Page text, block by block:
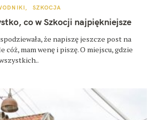
SZKOCJA
co w Szkocji najpiękniejsze
że napiszę jeszcze post na
cóż, mam wenę i piszę. O miejscu, gdzie